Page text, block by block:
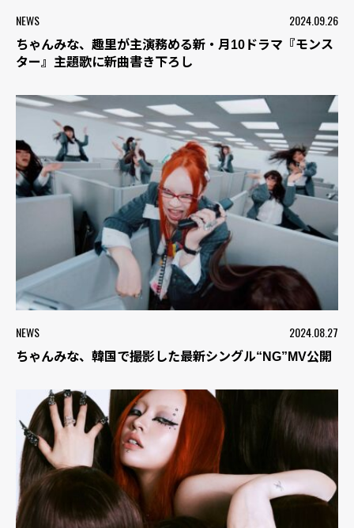
NEWS 2024.09.26
ちゃんみな、趣里が主演務める新・月10ドラマ『モンス
ター』主題歌に新曲書き下ろし
NEWS 2024.08.27
ちゃんみな、韓国で撮影した最新シングル“NG”MV公開